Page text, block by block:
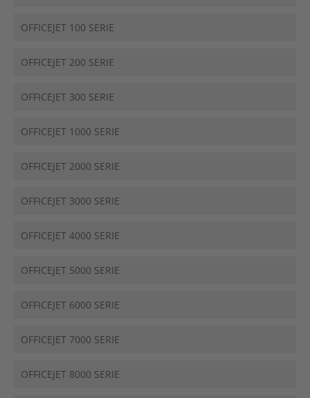
OFFICEJET 100 SERIE
OFFICEJET 200 SERIE
OFFICEJET 300 SERIE
OFFICEJET 1000 SERIE
OFFICEJET 2000 SERIE
OFFICEJET 3000 SERIE
OFFICEJET 4000 SERIE
OFFICEJET 5000 SERIE
OFFICEJET 6000 SERIE
OFFICEJET 7000 SERIE
OFFICEJET 8000 SERIE